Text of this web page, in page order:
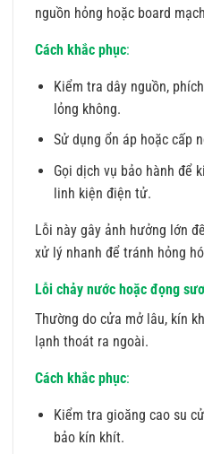
nguồn hỏng hoặc board
Cách khắc phục:
Kiểm tra dây nguồn,
lỏng không.
Sử dụng ổn áp hoặc cấp
Gọi dịch vụ bảo hành để
linh kiện điện tử.
Lỗi này gây ảnh hưởng lớn
xử lý nhanh để tránh hỏng
Lỗi chảy nước hoặc đọng
Thường do cửa mở lâu, kín
lạnh thoát ra ngoài.
Cách khắc phục:
Kiểm tra gioăng cao su
bảo kín khít.